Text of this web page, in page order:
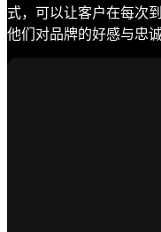
式，可以让客户在每次
他们对品牌的好感与忠诚